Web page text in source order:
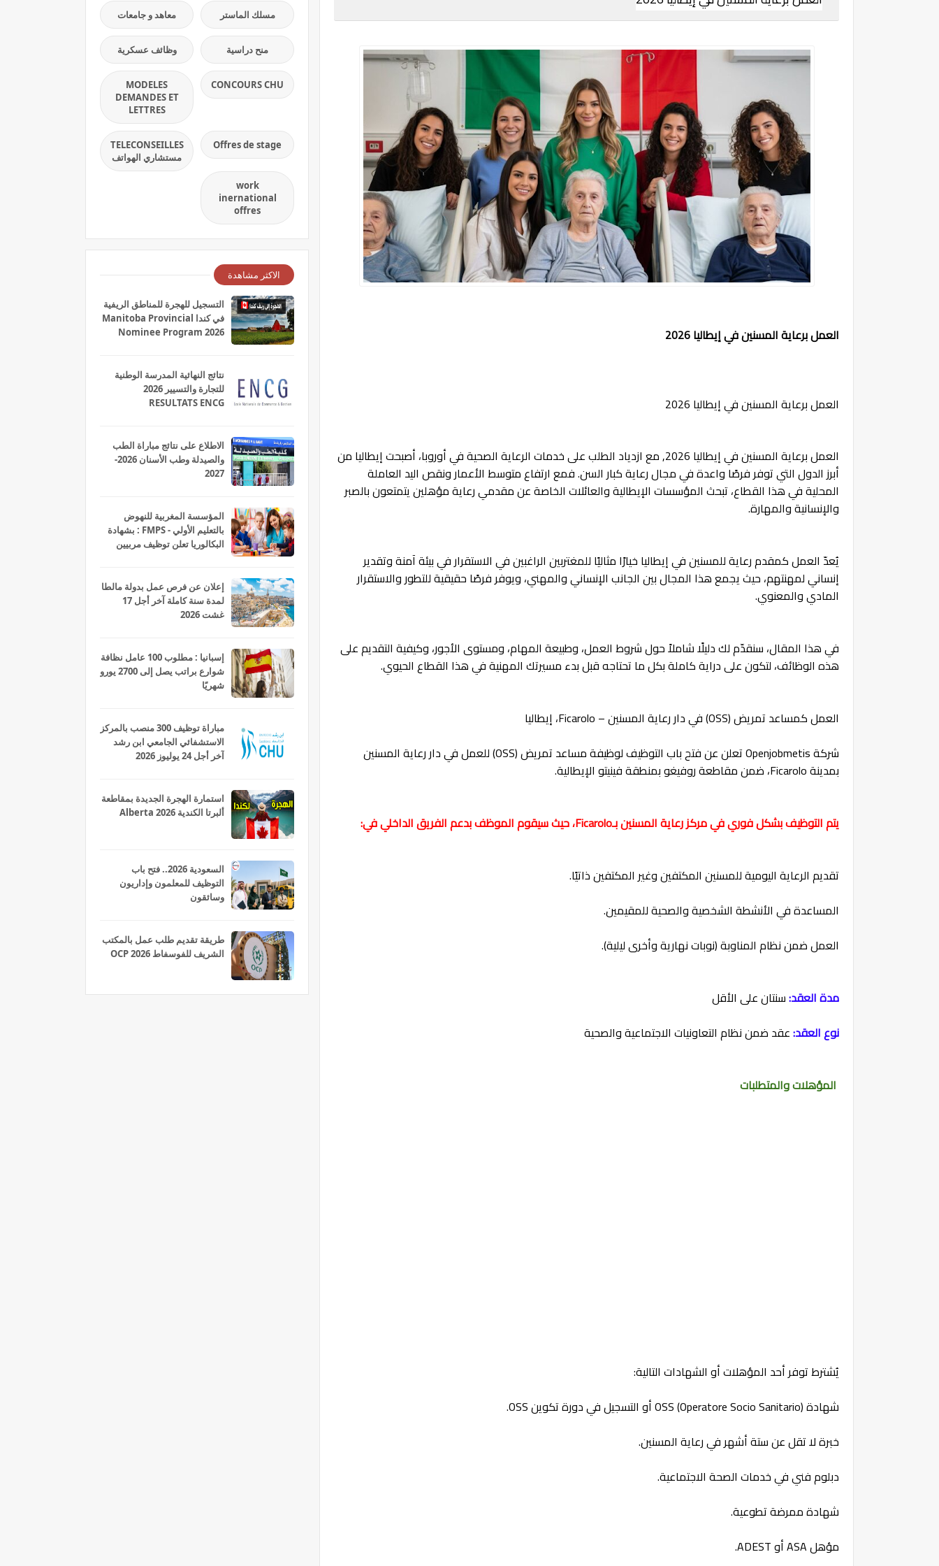
العمل برعاية المسنين في إيطاليا 2026
العمل برعاية المسنين في إيطاليا 2026
العمل برعاية المسنين في إيطاليا 2026,
مع ازدياد الطلب على خدمات الرعاية الصحية في أوروبا، أصبحت إيطاليا من
أبرز الدول التي توفر فرصًا واعدة في مجال رعاية كبار السن. فمع ارتفاع متوسط الأعمار ونقص اليد العاملة
المحلية في هذا القطاع، تبحث المؤسسات الإيطالية والعائلات الخاصة عن مقدمي رعاية مؤهلين يتمتعون بالصبر
والإنسانية والمهارة.
يُعدّ العمل كمقدم رعاية للمسنين في إيطاليا خيارًا مثاليًا للمغتربين الراغبين في الاستقرار في بيئة آمنة وتقدير
إنساني لمهنتهم، حيث يجمع هذا المجال بين الجانب الإنساني والمهني، ويوفر فرصًا حقيقية للتطور والاستقرار
المادي والمعنوي.
في هذا المقال، سنقدّم لك دليلًا شاملاً حول شروط العمل، وطبيعة المهام، ومستوى الأجور، وكيفية التقديم على
هذه الوظائف، لتكون على دراية كاملة بكل ما تحتاجه قبل بدء مسيرتك المهنية في هذا القطاع الحيوي.
العمل كمساعد تمريض (OSS) في دار رعاية المسنين – Ficarolo، إيطاليا
شركة Openjobmetis تعلن عن فتح باب التوظيف لوظيفة مساعد تمريض (OSS) للعمل في دار رعاية المسنين
بمدينة Ficarolo، ضمن مقاطعة روفيغو بمنطقة فينيتو الإيطالية.
يتم التوظيف بشكل فوري في مركز رعاية المسنين بـFicarolo، حيث سيقوم الموظف بدعم الفريق الداخلي في:
تقديم الرعاية اليومية للمسنين المكتفين وغير المكتفين ذاتيًا.
المساعدة في الأنشطة الشخصية والصحية للمقيمين.
العمل ضمن نظام المناوبة (نوبات نهارية وأخرى ليلية).
مدة العقد:سنتان على الأقل
نوع العقد:عقد ضمن نظام التعاونيات الاجتماعية والصحية
المؤهلات والمتطلبات
يُشترط توفر أحد المؤهلات أو الشهادات التالية:
شهادة OSS (Operatore Socio Sanitario) أو التسجيل في دورة تكوين OSS.
خبرة لا تقل عن ستة أشهر في رعاية المسنين.
دبلوم فني في خدمات الصحة الاجتماعية.
شهادة ممرضة تطوعية.
مؤهل ASA أو ADEST.
مسلك الماستر معاهد و جامعات
منح دراسية وظائف عسكرية
CONCOURS CHU
MODELES
DEMANDES ET
LETTRES
Offres de stage
TELECONSEILLES
مستشاري الهواتف
work
inernational
offres
الاكثر مشاهدة
التسجيل للهجرة للمناطق الريفية
في كندا Manitoba Provincial
Nominee Program 2026
نتائج النهائية المدرسة الوطنية
للتجارة والتسيير 2026
RESULTATS ENCG
الاطلاع على نتائج مباراة الطب
والصيدلة وطب الأسنان 2026-
2027
المؤسسة المغربية للنهوض
بالتعليم الأولي - FMPS : بشهادة
البكالوريا تعلن توظيف مربيين
إعلان عن فرص عمل بدولة مالطا
لمدة سنة كاملة آخر أجل 17
غشت 2026
إسبانيا : مطلوب 100 عامل نظافة
شوارع براتب يصل إلى 2700 يورو
شهريًا
مباراة توظيف 300 منصب بالمركز
الاستشفائي الجامعي ابن رشد
آخر أجل 24 يوليوز 2026
استمارة الهجرة الجديدة بمقاطعة
ألبرتا الكندية Alberta 2026
السعودية 2026.. فتح باب
التوظيف للمعلمون وإداريون
وسائقون
طريقة تقديم طلب عمل بالمكتب
الشريف للفوسفاط OCP 2026